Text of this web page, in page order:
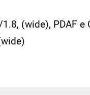
(wide), PDAF e